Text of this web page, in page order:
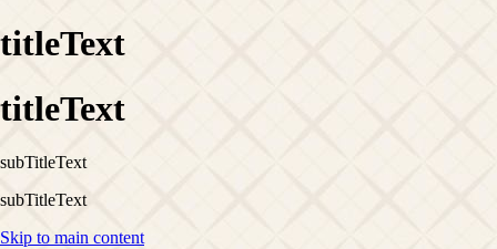
titleText
titleText
subTitleText
subTitleText
Skip to main content